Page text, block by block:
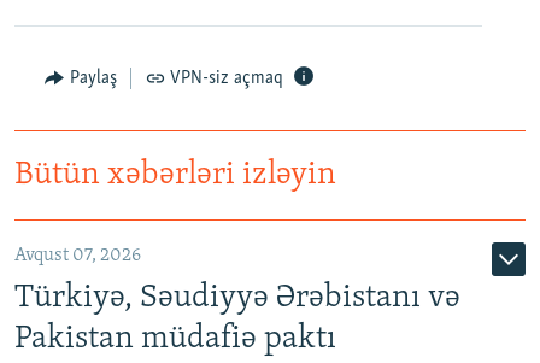
Paylaş VPN-siz açmaq
Bütün xəbərləri izləyin
Avqust 07, 2026
Türkiyə, Səudiyyə Ərəbistanı və
Pakistan müdafiə paktı